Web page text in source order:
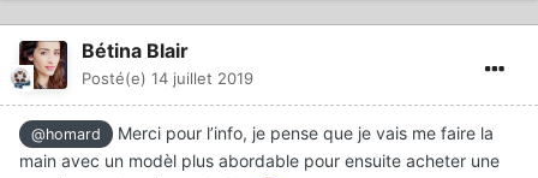
Bétina Blair
Posté(e) 14 juillet 2019
@homard
Merci pour l’info, je pense que je vais me faire la
main avec un modèl plus abordable pour ensuite acheter une